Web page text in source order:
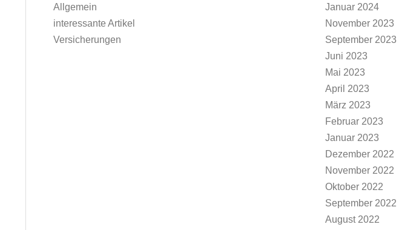
Allgemein
interessante Artikel
Versicherungen
Januar 2024
November 2023
September 2023
Juni 2023
Mai 2023
April 2023
März 2023
Februar 2023
Januar 2023
Dezember 2022
November 2022
Oktober 2022
September 2022
August 2022